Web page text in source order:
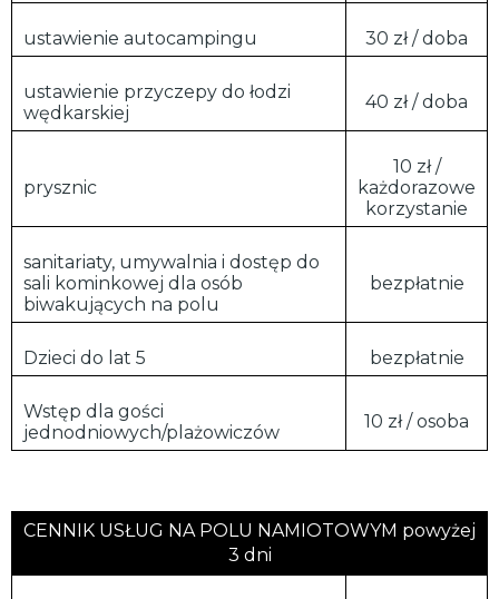
ustawienie autocampingu 30 zł / doba
ustawienie przyczepy do łodzi
wędkarskiej
40 zł / doba
prysznic
10 zł /
każdorazowe
korzystanie
sanitariaty, umywalnia i dostęp do
sali kominkowej dla osób
biwakujących na polu
bezpłatnie
Dzieci do lat 5 bezpłatnie
Wstęp dla gości
jednodniowych/plażowiczów
10 zł / osoba
CENNIK USŁUG NA POLU NAMIOTOWYM powyżej
3 dni